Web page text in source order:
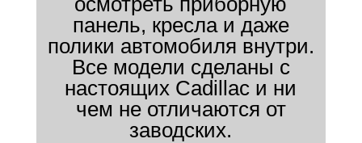
панель, кресла и даже
полики автомобиля внутри.
Все модели сделаны с
настоящих Cadillac и ни
чем не отличаются от
заводских.